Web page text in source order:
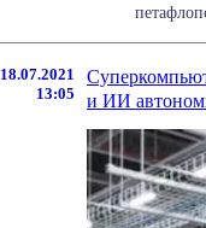
18.07.2021
13:05
и ИИ